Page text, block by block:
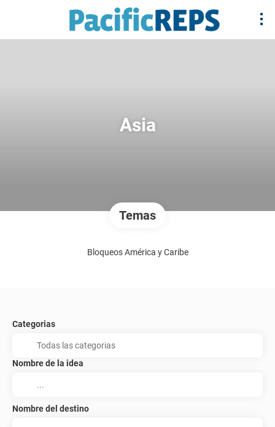
Asia
Temas
Bloqueos América y Caribe
Categorias
Nombre de la idea
Nombre del destino